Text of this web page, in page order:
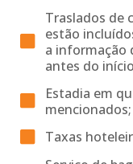
Traslados de
estão
a informação
antes do
Estadia em
mencionados;
Taxas